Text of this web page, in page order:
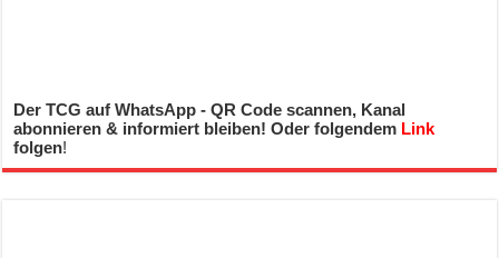
Der TCG auf WhatsApp - QR Code scannen, Kanal
abonnieren & informiert bleiben! Oder folgendem Link
folgen!